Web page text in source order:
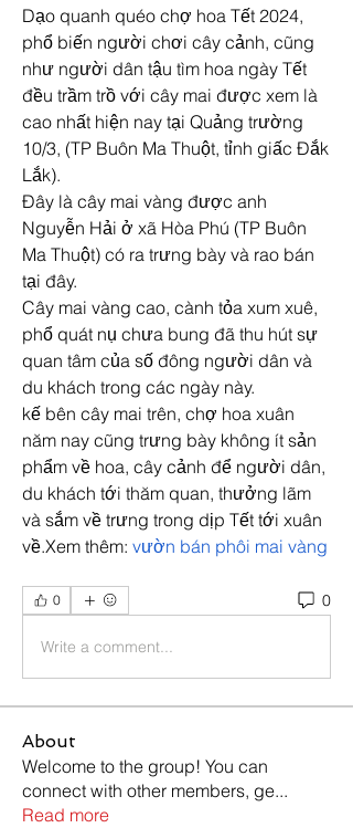
Dạo quanh quéo chợ hoa Tết 2024,
phổ biến người chơi cây cảnh, cũng
như người dân tậu tìm hoa ngày Tết
đều trầm trồ với cây mai được xem là
cao nhất hiện nay tại Quảng trường
10/3, (TP Buôn Ma Thuột, tỉnh giấc Đắk
Lắk).
Đây là cây mai vàng được anh
Nguyễn Hải ở xã Hòa Phú (TP Buôn
Ma Thuột) có ra trưng bày và rao bán
tại đây.
Cây mai vàng cao, cành tỏa xum xuê,
phổ quát nụ chưa bung đã thu hút sự
quan tâm của số đông người dân và
du khách trong các ngày này.
kế bên cây mai trên, chợ hoa xuân
năm nay cũng trưng bày không ít sản
phẩm về hoa, cây cảnh để người dân,
du khách tới thăm quan, thưởng lãm
và sắm về trưng trong dịp Tết tới xuân
về.Xem thêm: vườn bán phôi mai vàng
0 0
Write a comment...
About
Welcome to the group! You can
connect with other members, ge...
Read more